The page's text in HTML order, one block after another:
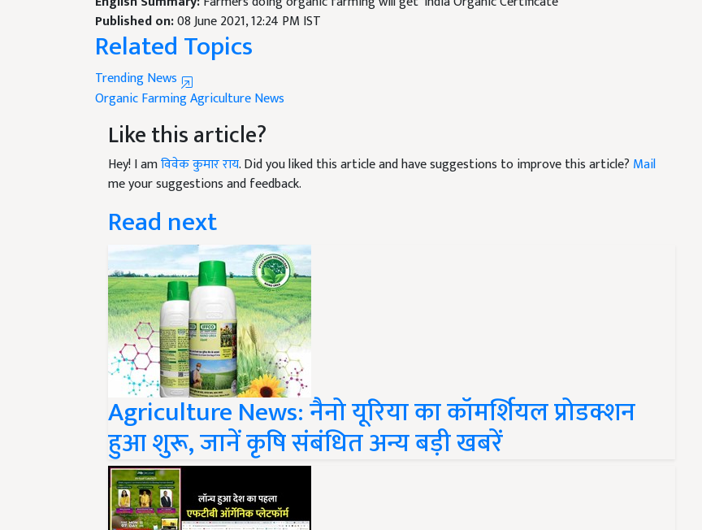
Related Topics
Trending News
Organic FarmingAgriculture News
Like this article?
Hey! I amविवेक कुमार राय. Did you liked this article and have suggestions to improve this article?
me your suggestions and feedback.
Read next
Agriculture News: नैनो यूरिया का कॉमर्शियल प्रोडक्शन
हुआ शुरू, जानें कृषि संबंधित अन्य बड़ी खबरें